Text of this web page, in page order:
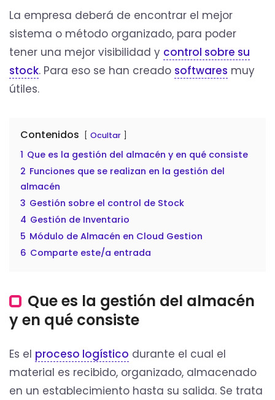
La empresa deberá de encontrar el mejor
sistema o método organizado, para poder
tener una mejor visibilidad y control sobre su
stock. Para eso se han creado softwares muy
útiles.
Contenidos Ocultar
1 Que es la gestión del almacén y en qué consiste
2 Funciones que se realizan en la gestión del
almacén
3 Gestión sobre el control de Stock
4 Gestión de Inventario
5 Módulo de Almacén en Cloud Gestion
6 Comparte este/a entrada
Que es la gestión del almacén
y en qué consiste
Es el proceso logístico durante el cual el
material es recibido, organizado, almacenado
en un establecimiento hasta su salida. Se trata